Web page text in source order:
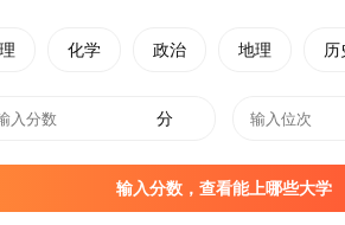
学金
1000元/人
PRESCHOOL
所师范高等专科学校，入选福建省高
化学 政治 地理 历
分
输入分数，查看能上哪些大学